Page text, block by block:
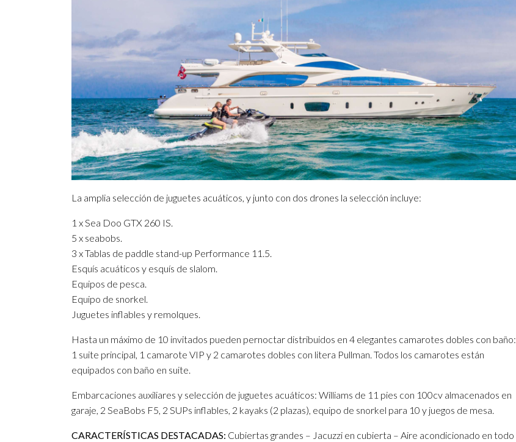
La amplia selección de juguetes acuáticos, y junto con dos drones la selección incluye:
1 x Sea Doo GTX 260 IS.
5 x seabobs.
3 x Tablas de paddle stand-up Performance 11.5.
Esquís acuáticos y esquís de slalom.
Equipos de pesca.
Equipo de snorkel.
Juguetes inflables y remolques.
Hasta un máximo de 10 invitados pueden pernoctar distribuidos en 4 elegantes camarotes dobles con baño:
1 suite principal, 1 camarote VIP y 2 camarotes dobles con litera Pullman. Todos los camarotes están
equipados con baño en suite.
Embarcaciones auxiliares y selección de juguetes acuáticos: Williams de 11 pies con 100cv almacenados en
garaje, 2 SeaBobs F5, 2 SUPs inflables, 2 kayaks (2 plazas), equipo de snorkel para 10 y juegos de mesa.
CARACTERÍSTICAS DESTACADAS: Cubiertas grandes – Jacuzzi en cubierta – Aire acondicionado en todo